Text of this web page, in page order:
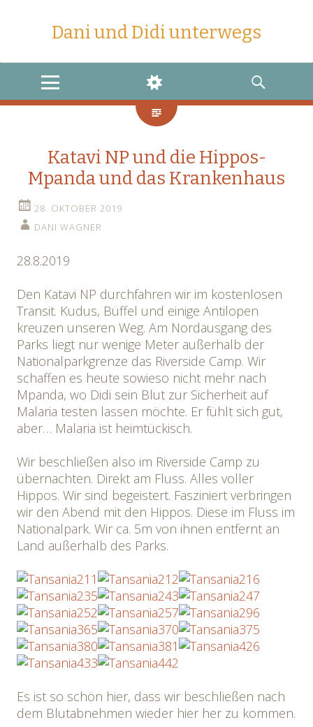
Dani und Didi unterwegs
MENU
WIDGETS
SEARCH
Katavi NP und die Hippos-
Mpanda und das Krankenhaus
28. OKTOBER 2019
DANI WAGNER
28.8.2019
Den Katavi NP durchfahren wir im kostenlosen
Transit. Kudus, Büffel und einige Antilopen
kreuzen unseren Weg. Am Nordausgang des
Parks liegt nur wenige Meter außerhalb der
Nationalparkgrenze das Riverside Camp. Wir
schaffen es heute sowieso nicht mehr nach
Mpanda, wo Didi sein Blut zur Sicherheit auf
Malaria testen lassen möchte. Er fühlt sich gut,
aber… Malaria ist heimtückisch.
Wir beschließen also im Riverside Camp zu
übernachten. Direkt am Fluss. Alles voller
Hippos. Wir sind begeistert. Fasziniert verbringen
wir den Abend mit den Hippos. Diese im Fluss im
Nationalpark. Wir ca. 5m von ihnen entfernt an
Land außerhalb des Parks.
Es ist so schön hier, dass wir beschließen nach
dem Blutabnehmen wieder hier her zu kommen.